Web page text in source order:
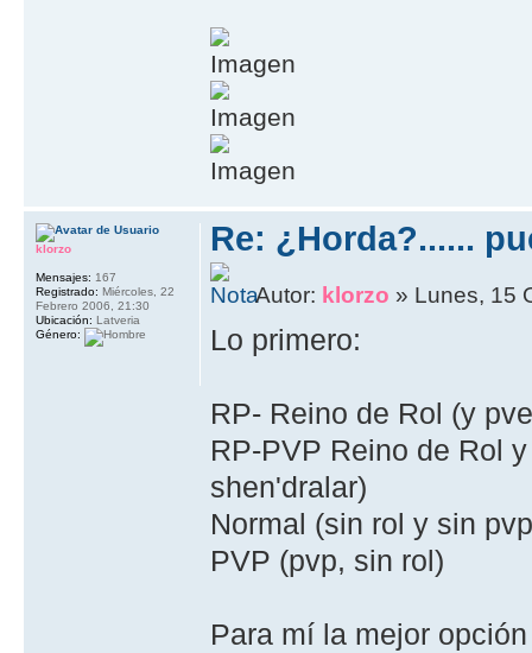
Re: ¿Horda?......
Autor: klorzo » Lunes, 15
Lo primero:
RP- Reino de Rol (y
RP-PVP Reino de Rol
shen'dralar)
Normal (sin rol y sin
PVP (pvp, sin rol)
Para mí la mejor
klorzo
Mensajes: 167
Registrado: Miércoles, 22
Febrero 2006, 21:30
Ubicación: Latveria
Género: